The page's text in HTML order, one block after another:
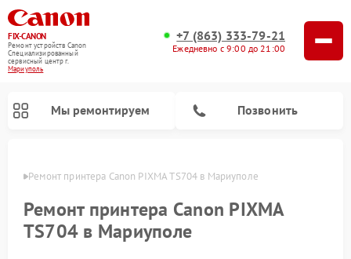
FIX-CANON
Ремонт устройств Canon
Специализированный
cервисный центр г.
Мариуполь
+7 (863) 333-79-21
Ежедневно с 9:00 до 21:00
Мы ремонтируем Позвонить
Ремонт принтера Canon PIXMA TS704 в Мариуполе
Ремонт принтера Canon PIXMA
TS704 в Мариуполе